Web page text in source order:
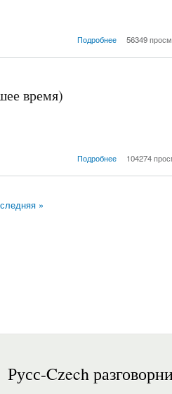
Подробнее
о Урок № 3
Отрицательная
56349
время)
Подробнее
о Урок №
104274
»
Русс-Czech